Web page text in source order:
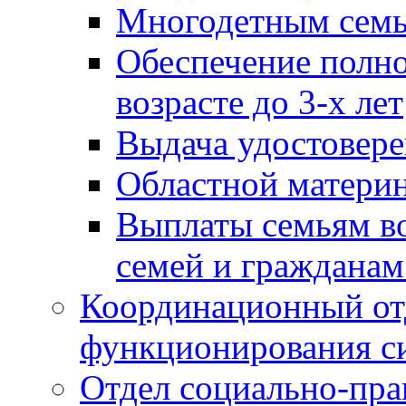
Многодетным
Обеспечение
возрасте до 3-х лет
Выдача
Областной
Выплаты семьям
семей и
Координационный
функционирования
Отдел социально-